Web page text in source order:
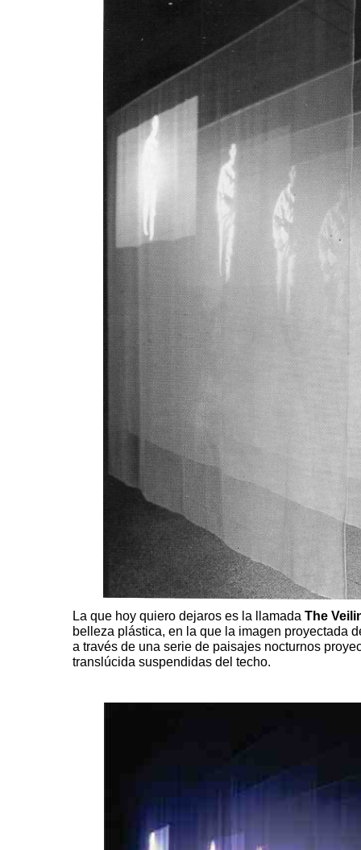
La que hoy quiero dejaros es la llamada The
belleza plástica, en la que la imagen proyectada
a través de una serie de paisajes nocturnos
translúcida suspendidas del techo.